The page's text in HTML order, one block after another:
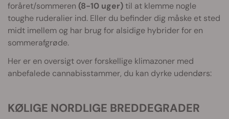
foråret/sommeren (8-10 uger)til at klemme nogle
toughe ruderalier ind. Eller du befinder dig måske et sted
midt imellem og har brug for alsidige hybrider for en
sommerafgrøde.
Her er en oversigt over forskellige klimazoner med
anbefalede cannabisstammer, du kan dyrke udendørs:
KØLIGE NORDLIGE BREDDEGRADER